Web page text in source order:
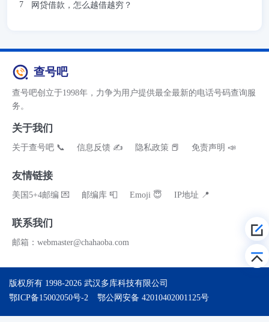
网贷借款，怎么越借越穷？
查号吧
查号吧创立于1998年，力争为用户提供最全最新的电话号码查询服
务。
关于我们
关于查号吧 📞 信息反馈 ✍ 隐私政策 📕 免责声明 📣
友情链接
美国5+4邮编 💌 邮编库 📮 Emoji 😇 IP地址 📍
联系我们
邮箱：webmaster@chahaoba.com
版权所有 1998-2026 武汉多库科技有限公司
鄂ICP备15002050号-2
鄂公网安备 42010402001125号